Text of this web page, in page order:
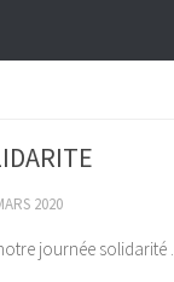
2020
journée solidarité .